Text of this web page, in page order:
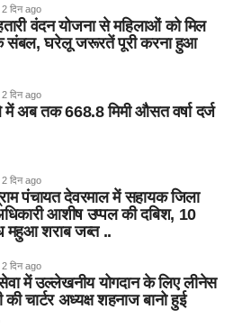
2 दिन ago
वंदन योजना से महिलाओं को मिल
संबल, घरेलू जरूरतें पूरी करना हुआ
2 दिन ago
अब तक 668.8 मिमी औसत वर्षा दर्ज
2 दिन ago
पंचायत देवरमाल में सहायक जिला
आशीष उप्पल की दबिश, 10
महुआ शराब जब्त ..
2 दिन ago
में उल्लेखनीय योगदान के लिए लीनेस
चार्टर अध्यक्ष शहनाज बानो हुई